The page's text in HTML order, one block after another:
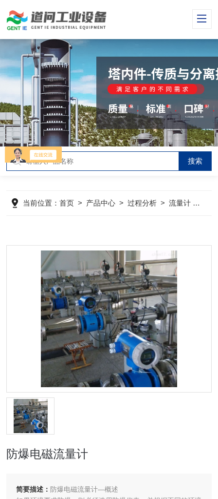
当前位置：首页 > 产品中心 >过程分析 >流量计
防爆电磁流量计
简要描述： 防爆电磁流量计—概述